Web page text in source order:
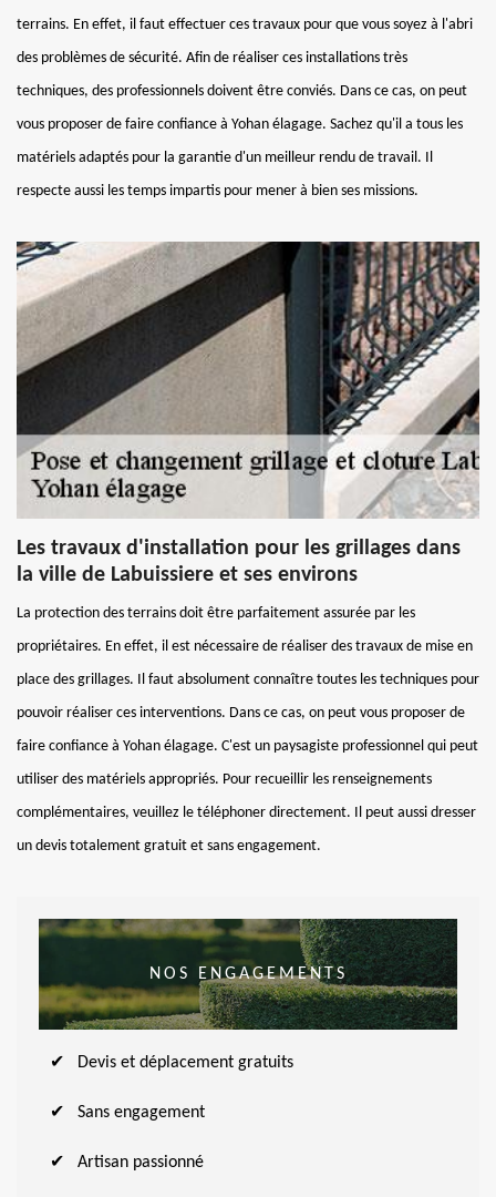
terrains. En effet, il faut effectuer ces travaux pour que vous soyez à l'abri
des problèmes de sécurité. Afin de réaliser ces installations très
techniques, des professionnels doivent être conviés. Dans ce cas, on peut
vous proposer de faire confiance à Yohan élagage. Sachez qu'il a tous les
matériels adaptés pour la garantie d'un meilleur rendu de travail. Il
respecte aussi les temps impartis pour mener à bien ses missions.
Les travaux d'installation pour les grillages dans
la ville de Labuissiere et ses environs
La protection des terrains doit être parfaitement assurée par les
propriétaires. En effet, il est nécessaire de réaliser des travaux de mise en
place des grillages. Il faut absolument connaître toutes les techniques pour
pouvoir réaliser ces interventions. Dans ce cas, on peut vous proposer de
faire confiance à Yohan élagage. C'est un paysagiste professionnel qui peut
utiliser des matériels appropriés. Pour recueillir les renseignements
complémentaires, veuillez le téléphoner directement. Il peut aussi dresser
un devis totalement gratuit et sans engagement.
NOS ENGAGEMENTS
Devis et déplacement gratuits
Sans engagement
Artisan passionné